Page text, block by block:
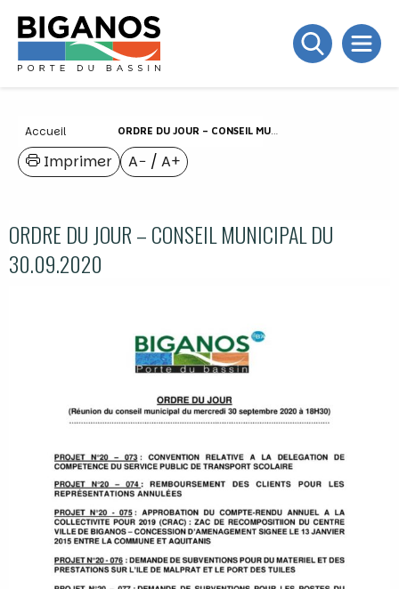
Accueil ORDRE DU JOUR – CONSEIL MUNICIPAL DU 30.09.2020
A− / A+
Imprimer
ORDRE DU JOUR – CONSEIL MUNICIPAL DU
30.09.2020